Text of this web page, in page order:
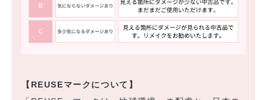
【REUSEマークについて】